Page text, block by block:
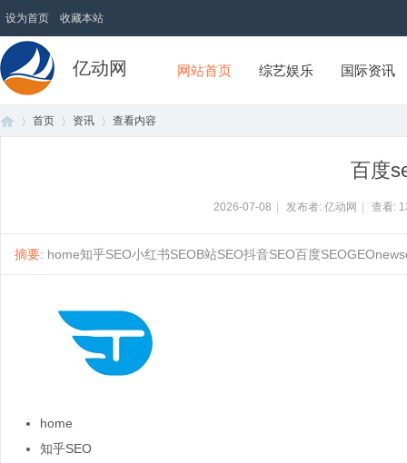
设为首页 收藏本站
亿动网 网站首页 综艺娱乐 国际资讯
首页 资讯 查看内容
百度
2026-07-08 发布者: 亿动网 查看:
摘要: home知乎SEO小红书SEOB站SEO抖音SEO百度
home
知乎SEO